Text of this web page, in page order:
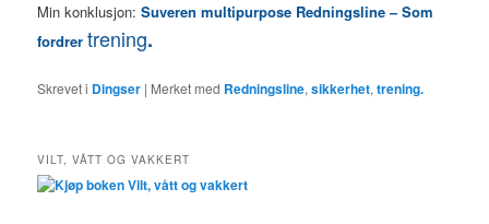
Min konklusjon:Suveren multipurpose Redningsline – Som
fordrertrening.
Skrevet i Dingser | Merket med Redningsline,sikkerhet,trening.
VILT, VÅTT OG VAKKERT